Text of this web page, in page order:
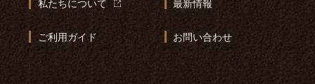
私たちについて 最新情報
ご利用ガイド お問い合わせ